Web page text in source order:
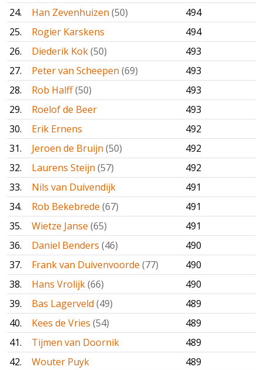
24.
Han Zevenhuizen (50)
494
25.
Rogier Karskens
494
26.
Diederik Kok(50)
493
27.
Peter van Scheepen (69)
493
28.
Rob Halff(50)
493
29.
Roelof de Beer
493
30.
Erik Ernens
492
31.
Jeroen de Bruijn (50)
492
32.
Laurens Steijn (57)
492
33.
Nils van Duivendijk
491
34.
Rob Bekebrede (67)
491
35.
Wietze Janse (65)
491
36.
Daniel Benders (46)
490
37.
Frank van Duivenvoorde (77)
490
38.
Hans Vrolijk(66)
490
39.
Bas Lagerveld (49)
489
40.
Kees de Vries (54)
489
41.
Tijmen van Doornik
489
42.
Wouter Puyk
489